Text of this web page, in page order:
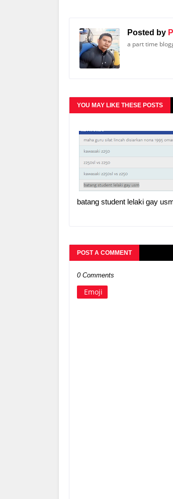
Posted by
a part time
YOU MAY LIKE THESE POSTS
batang student lelaki gay
POST A COMMENT
0 Comments
Emoji